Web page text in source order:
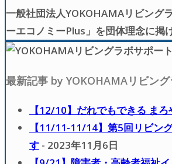
一般社団法人YOKOHAMAリビング
ーエコノミーPlus」を団体理念に掲
最新記事 by YOKOHAMAリビン
【12/10】だれでもできる ま
【11/11-11/14】第5回リビン
す - 2023年11月6日